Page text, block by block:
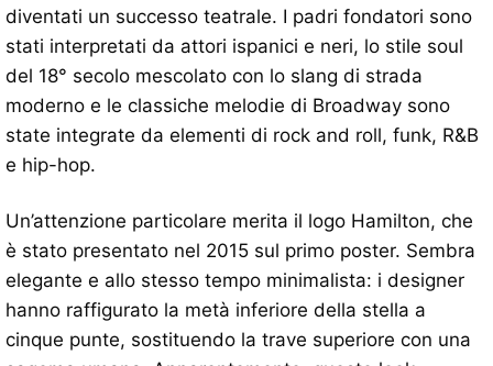
diventati un successo teatrale. I padri fondatori sono
stati interpretati da attori ispanici e neri, lo stile soul
del 18° secolo mescolato con lo slang di strada
moderno e le classiche melodie di Broadway sono
state integrate da elementi di rock and roll, funk, R&B
e hip-hop.
Un’attenzione particolare merita il logo Hamilton, che
è stato presentato nel 2015 sul primo poster. Sembra
elegante e allo stesso tempo minimalista: i designer
hanno raffigurato la metà inferiore della stella a
cinque punte, sostituendo la trave superiore con una